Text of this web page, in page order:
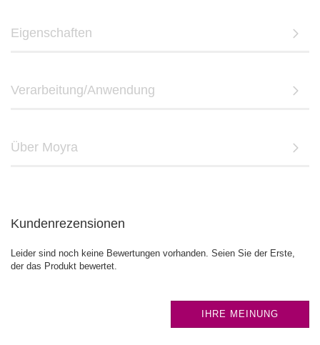
Eigenschaften
Verarbeitung/Anwendung
Über Moyra
Kundenrezensionen
Leider sind noch keine Bewertungen vorhanden. Seien Sie der Erste,
der das Produkt bewertet.
IHRE MEINUNG